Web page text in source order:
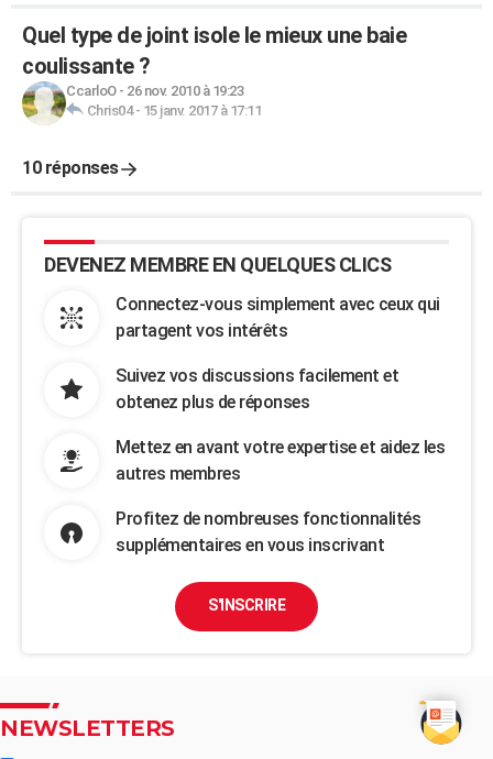
Quel type de joint isole le mieux une baie
coulissante ?
CcarloO- 26 nov. 2010 à 19:23
Chris04- 15 janv. 2017 à 17:11
10 réponses
DEVENEZ MEMBRE EN QUELQUES CLICS
Connectez-vous simplement avec ceux qui
partagent vos intérêts
Suivez vos discussions facilement et
obtenez plus de réponses
Mettez en avant votre expertise et aidez les
autres membres
Profitez de nombreuses fonctionnalités
supplémentaires en vous inscrivant
S'INSCRIRE
NEWSLETTERS